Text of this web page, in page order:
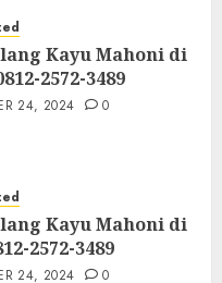
Kayu Mahoni di
2572-3489
24, 2024 0
Kayu Mahoni di
2572-3489
24, 2024 0